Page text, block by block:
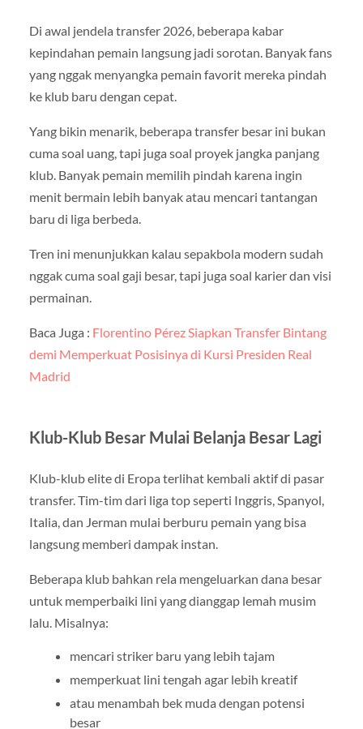
Di awal jendela transfer 2026, beberapa kabar
kepindahan pemain langsung jadi sorotan. Banyak fans
yang nggak menyangka pemain favorit mereka pindah
ke klub baru dengan cepat.
Yang bikin menarik, beberapa transfer besar ini bukan
cuma soal uang, tapi juga soal proyek jangka panjang
klub. Banyak pemain memilih pindah karena ingin
menit bermain lebih banyak atau mencari tantangan
baru di liga berbeda.
Tren ini menunjukkan kalau sepakbola modern sudah
nggak cuma soal gaji besar, tapi juga soal karier dan visi
permainan.
Baca Juga : Florentino Pérez Siapkan Transfer Bintang
demi Memperkuat Posisinya di Kursi Presiden Real
Madrid
Klub-Klub Besar Mulai Belanja Besar Lagi
Klub-klub elite di Eropa terlihat kembali aktif di pasar
transfer. Tim-tim dari liga top seperti Inggris, Spanyol,
Italia, dan Jerman mulai berburu pemain yang bisa
langsung memberi dampak instan.
Beberapa klub bahkan rela mengeluarkan dana besar
untuk memperbaiki lini yang dianggap lemah musim
lalu. Misalnya:
mencari striker baru yang lebih tajam
memperkuat lini tengah agar lebih kreatif
atau menambah bek muda dengan potensi
besar